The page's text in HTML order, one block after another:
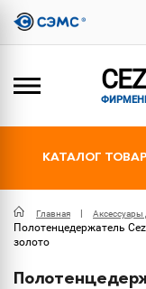
КАТАЛОГ
Главная Аксессуары
Полотенцедержатель
золото